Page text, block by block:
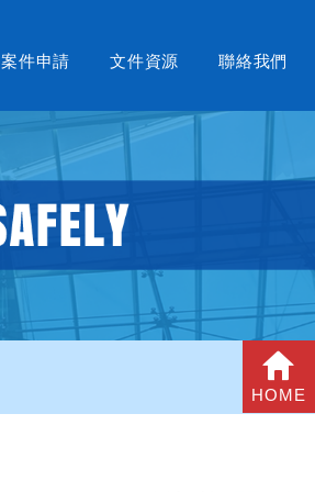
案件申請 文件資源 聯絡我們
HOME